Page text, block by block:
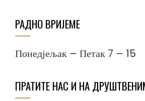
РАДНО ВРИЈЕМЕ
Понедјељак – Петак 7 – 15
ПРАТИТЕ НАС И НА